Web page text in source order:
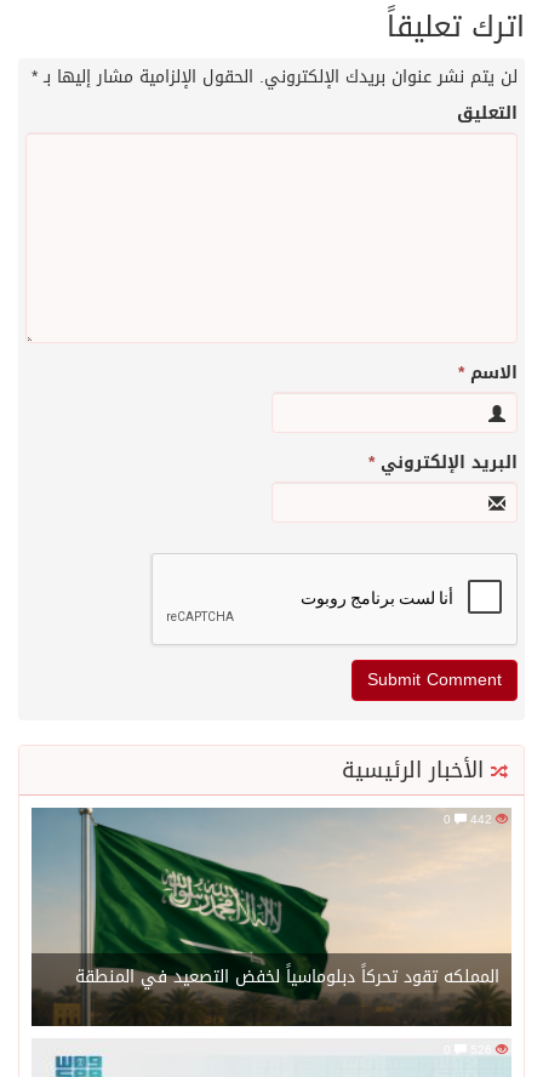
اترك تعليقاً
لن يتم نشر عنوان بريدك الإلكتروني. الحقول الإلزامية مشار إليها بـ*
التعليق
الاسم*
البريد الإلكتروني*
الأخبار الرئيسية
المملكه تقود تحركاً دبلوماسياً لخفض التصعيد في المنطقة
526